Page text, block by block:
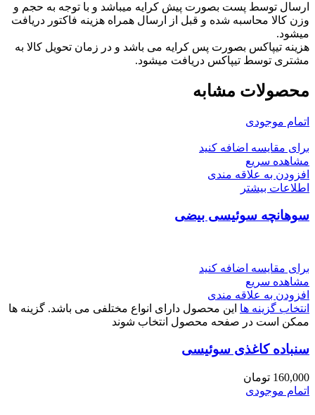
ارسال توسط پست بصورت پیش کرایه میباشد و با توجه به حجم و
وزن کالا محاسبه شده و قبل از ارسال همراه هزینه فاکتور دریافت
میشود.
هزینه تیپاکس بصورت پس کرایه می باشد و در زمان تحویل کالا به
مشتری توسط تیپاکس دریافت میشود.
محصولات مشابه
اتمام موجودی
برای مقایسه اضافه کنید
مشاهده سریع
افزودن به علاقه مندی
اطلاعات بیشتر
سوهانچه سوئیسی بیضی
برای مقایسه اضافه کنید
مشاهده سریع
افزودن به علاقه مندی
انتخاب گزینه ها این محصول دارای انواع مختلفی می باشد. گزینه ها
ممکن است در صفحه محصول انتخاب شوند
سنباده کاغذی سوئیسی
160,000 تومان
اتمام موجودی